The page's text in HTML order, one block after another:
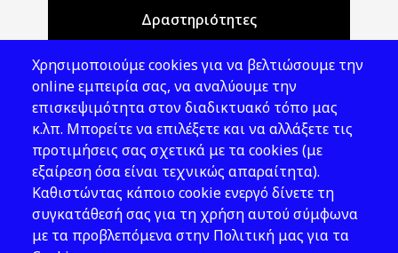
Δραστηριότητες
Νομοθεσία
Εκδόσεις
Νέα - Εκδηλώσεις
Ακολουθήστε μας
Χρησιμοποιούμε cookies για να βελτιώσουμε την
online εμπειρία σας, να αναλύουμε την
επισκεψιμότητα στον διαδικτυακό τόπο μας
κ.λπ. Μπορείτε να επιλέξετε και να αλλάξετε τις
προτιμήσεις σας σχετικά με τα cookies (με
εξαίρεση όσα είναι τεχνικώς απαραίτητα).
Καθιστώντας κάποιο cookie ενεργό δίνετε τη
συγκατάθεσή σας για τη χρήση αυτού σύμφωνα
με τα προβλεπόμενα στην Πολιτική μας για τα